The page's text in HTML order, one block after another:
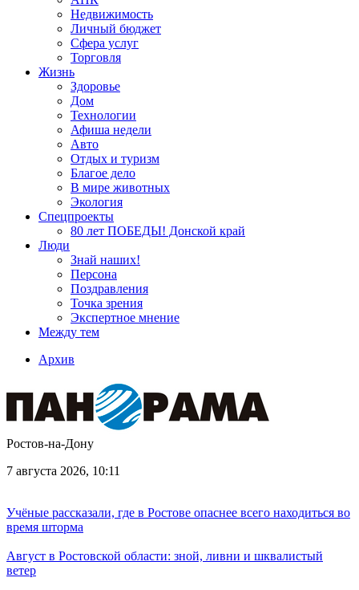
Недвижимость
Личный бюджет
Сфера услуг
Торговля
Жизнь
Здоровье
Дом
Технологии
Афиша недели
Авто
Отдых и туризм
Благое дело
В мире животных
Экология
Спецпроекты
80 лет ПОБЕДЫ! Донской край
Люди
Знай наших!
Персона
Поздравления
Точка зрения
Экспертное мнение
Между тем
Архив
Ростов-на-Дону
7 августа 2026, 10:11
Учёные рассказали, где в Ростове опаснее всего находиться во
время шторма
Август в Ростовской области: зной, ливни и шквалистый
ветер